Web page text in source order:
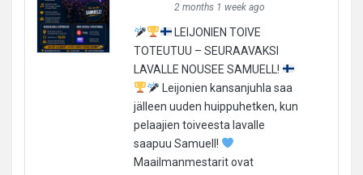
2 months 1 week ago
LEIJONIEN TOIVE
TOTEUTUU – SEURAAVAKSI
LAVALLE NOUSEE SAMUELL!
Leijonien kansanjuhla saa
jälleen uuden huippuhetken, kun
pelaajien toiveesta lavalle
saapuu Samuell!
Maailmanmestarit ovat